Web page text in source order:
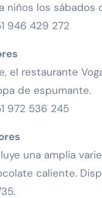
niños los sábados
946 429 272
el restaurante
de espumante.
972 536 245
una amplia
caliente.